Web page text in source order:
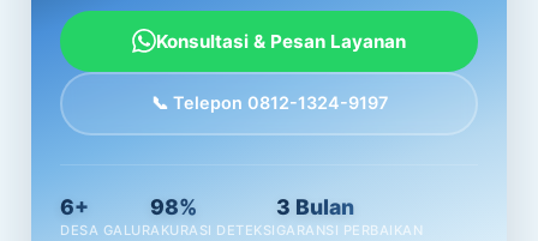
Konsultasi & Pesan Layanan
📞 Telepon 0812-1324-9197
6+
DESA GALUR
98%
AKURASI DETEKSI
3 Bulan
GARANSI PERBAIKAN